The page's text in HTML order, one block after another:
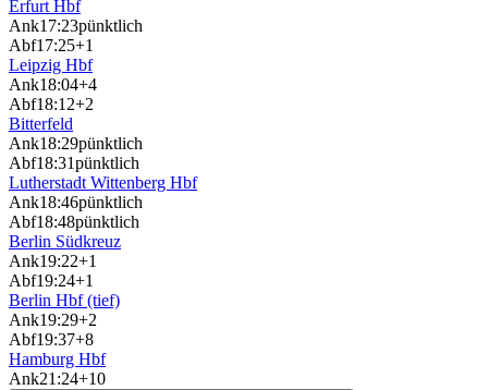
Erfurt Hbf
Ank17:23pünktlich
Abf17:25+1
Leipzig Hbf
Ank18:04+4
Abf18:12+2
Bitterfeld
Ank18:29pünktlich
Abf18:31pünktlich
Lutherstadt Wittenberg Hbf
Ank18:46pünktlich
Abf18:48pünktlich
Berlin Südkreuz
Ank19:22+1
Abf19:24+1
Berlin Hbf (tief)
Ank19:29+2
Abf19:37+8
Hamburg Hbf
Ank21:24+10